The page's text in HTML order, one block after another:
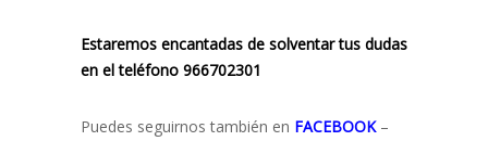
Estaremos encantadas de solventar tus dudas
en el teléfono 966702301
Puedes seguirnos también en FACEBOOK–